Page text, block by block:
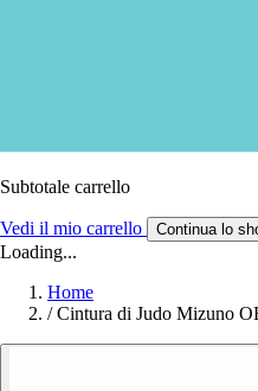
Subtotale carrello
Vedi il mio carrello Continua lo
Loading...
Home
/ Cintura di Judo Mizuno